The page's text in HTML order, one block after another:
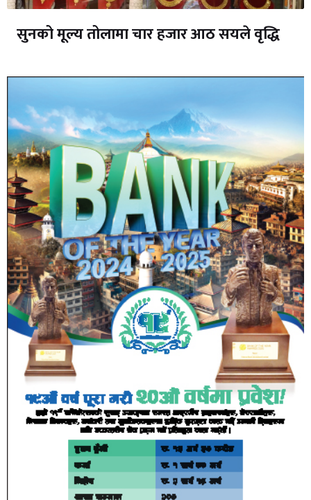
सुनको मूल्य तोलामा चार हजार आठ सयले वृद्धि